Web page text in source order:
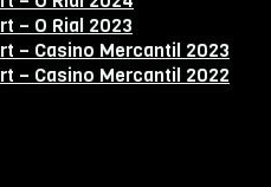
– O Rial 2023
– Casino Mercantil 2023
– Casino Mercantil 2022